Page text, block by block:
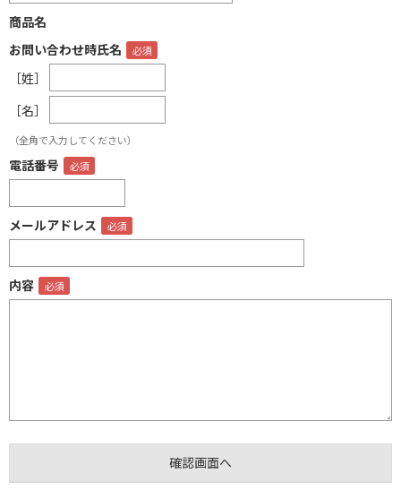
商品名
お問い合わせ時氏名
［姓］
［名］
（全角で入力してください）
電話番号
メールアドレス
内容